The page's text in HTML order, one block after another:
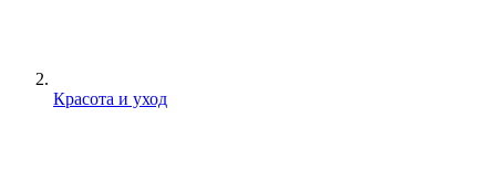
Красота и уход